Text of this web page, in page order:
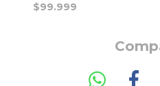
$99.999